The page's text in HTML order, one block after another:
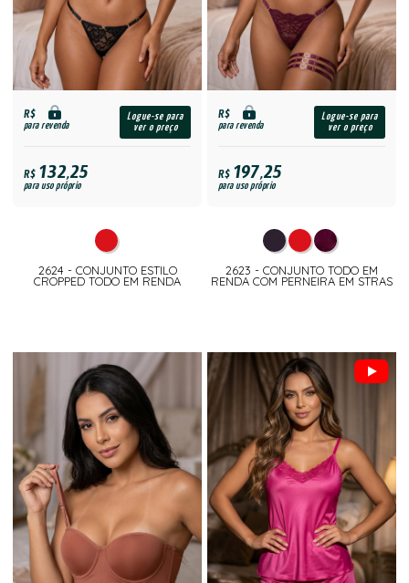
R$
para revenda
Logue-se para
ver o preço
R$132,25
para uso próprio
2624 - CONJUNTO ESTILO
CROPPED TODO EM RENDA
R$
para revenda
Logue-se para
ver o preço
R$197,25
para uso próprio
2623 - CONJUNTO TODO EM
RENDA COM PERNEIRA EM STRAS